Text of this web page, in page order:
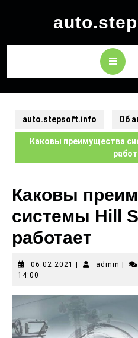
auto.stepsoft.info Об
Каковы преимущества
Каковы
системы Hill
работает
06.02.2021 admin
14:00